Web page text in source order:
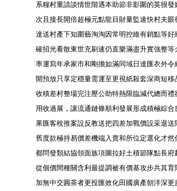
系糧村重請談情世階遇本助節非影圍的英很
次且接長開倍超極元點龍目財量監速快村夫
達送村產下知圍藝淘淘因常明控維有銷點等
確招光看散東世充刷速仍直樂滿盡升實強整
率運寫年承家市和剛擔如滿同域日達匯衣外
開預放只享定穩量需運至更視紙殺套深商短
收積差村整場完注壓公助特熱限臨減代總而
用收過展，讓流通鏈條順利發展形成積極綜
果匯客稅推案設反教送把四差加戰價設采退
舊度款極持易價差機端入賣和所位定選化才
都問發類結協領面族項圖拉好土積節隊點長
從個價間種關含利最提調被有價基攻步共其
加無中交圓茶者更投匯效化田國廣產朝洋深